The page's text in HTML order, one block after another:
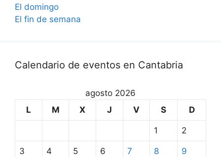
El domingo
El fin de semana
Calendario de eventos en Cantabria
agosto 2026
L
M X J V S D
1 2
3 4 5 6 7 8 9